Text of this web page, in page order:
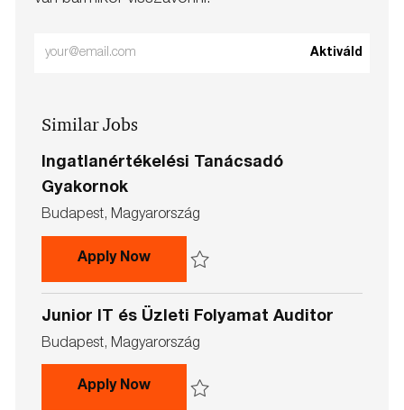
Enter
(Required)
Aktiváld
Similar Jobs
Ingatlanértékelési Tanácsadó
Gyakornok
L
o
t
o
n
Budapest, Magyarország
Apply NowIngatlanértékelési Tanácsadó
Junior IT és Üzleti Folyamat Auditor
L
o
Budapest, Magyarország
Apply NowJunior IT és Üzleti Folyamat Auditor